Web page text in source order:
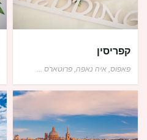
קפריסין
פאפוס, איה נאפה, פרוטארס ...